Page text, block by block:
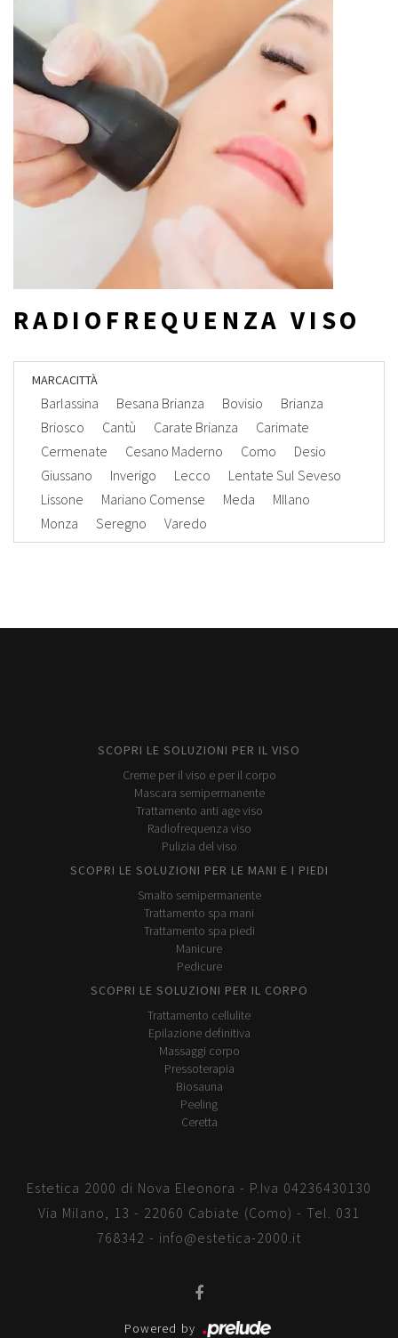
RADIOFREQUENZA VISO
MARCACITTÀ
Barlassina Besana Brianza Bovisio
Brianza
Briosco
Cantù Carate Brianza
Carimate
Cermenate
Cesano Maderno Como
Desio
Giussano
Inverigo Lecco
Lentate Sul Seveso
Lissone
Mariano Comense Meda
MIlano
Monza
Seregno Varedo
SCOPRI LE SOLUZIONI PER IL VISO
Creme per il viso e per il corpo
Mascara semipermanente
Trattamento anti age viso
Radiofrequenza viso
Pulizia del viso
SCOPRI LE SOLUZIONI PER LE MANI E I PIEDI
Smalto semipermanente
Trattamento spa mani
Trattamento spa piedi
Manicure
Pedicure
SCOPRI LE SOLUZIONI PER IL CORPO
Trattamento cellulite
Epilazione definitiva
Massaggi corpo
Pressoterapia
Biosauna
Peeling
Ceretta
Estetica 2000 di Nova Eleonora - P.Iva 04236430130
Via Milano, 13 - 22060 Cabiate (Como) - Tel. 031
768342 - info@estetica-2000.it
Powered by